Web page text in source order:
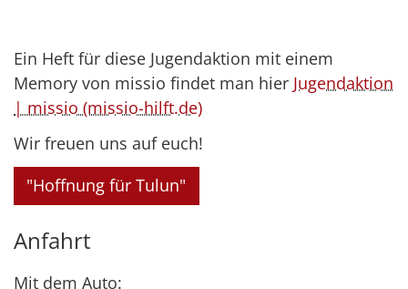
Ein Heft für diese Jugendaktion mit einem
Memory von missio findet man hier Jugendaktion
| missio (missio-hilft.de)
Wir freuen uns auf euch!
"Hoffnung für Tulun"
Anfahrt
Mit dem Auto: